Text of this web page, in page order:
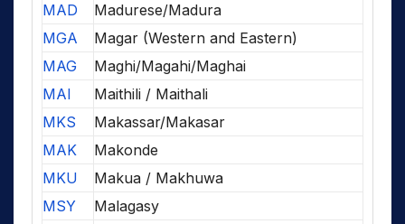
MAD
Madurese/Madura
MGA
Magar (Western and Eastern)
MAG
Maghi/Magahi/Maghai
MAI
Maithili / Maithali
MKS
Makassar/Makasar
MAK
Makonde
MKU
Makua / Makhuwa
MSY
Malagasy